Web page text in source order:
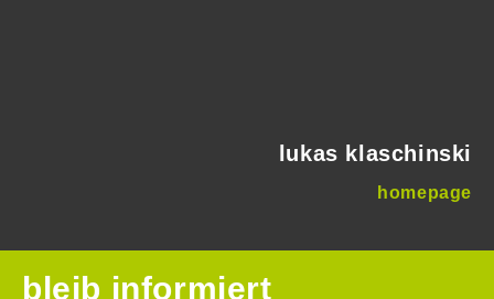
lukas klaschinski
homepage
bleib informiert